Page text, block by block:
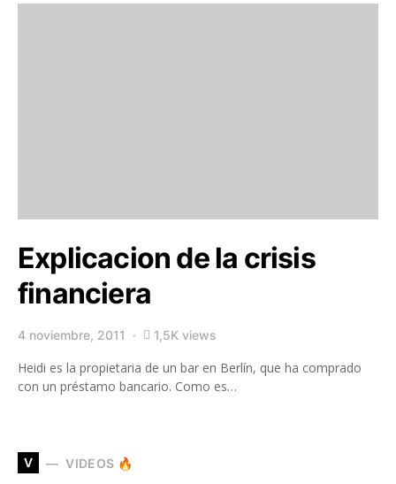
Explicacion de la crisis
financiera
4 noviembre, 2011 1,5K views
Heidi es la propietaria de un bar en Berlín, que ha comprado
con un préstamo bancario. Como es…
V VIDEOS 🔥